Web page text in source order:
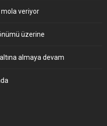
veriyor
üzerine
altına almaya devam